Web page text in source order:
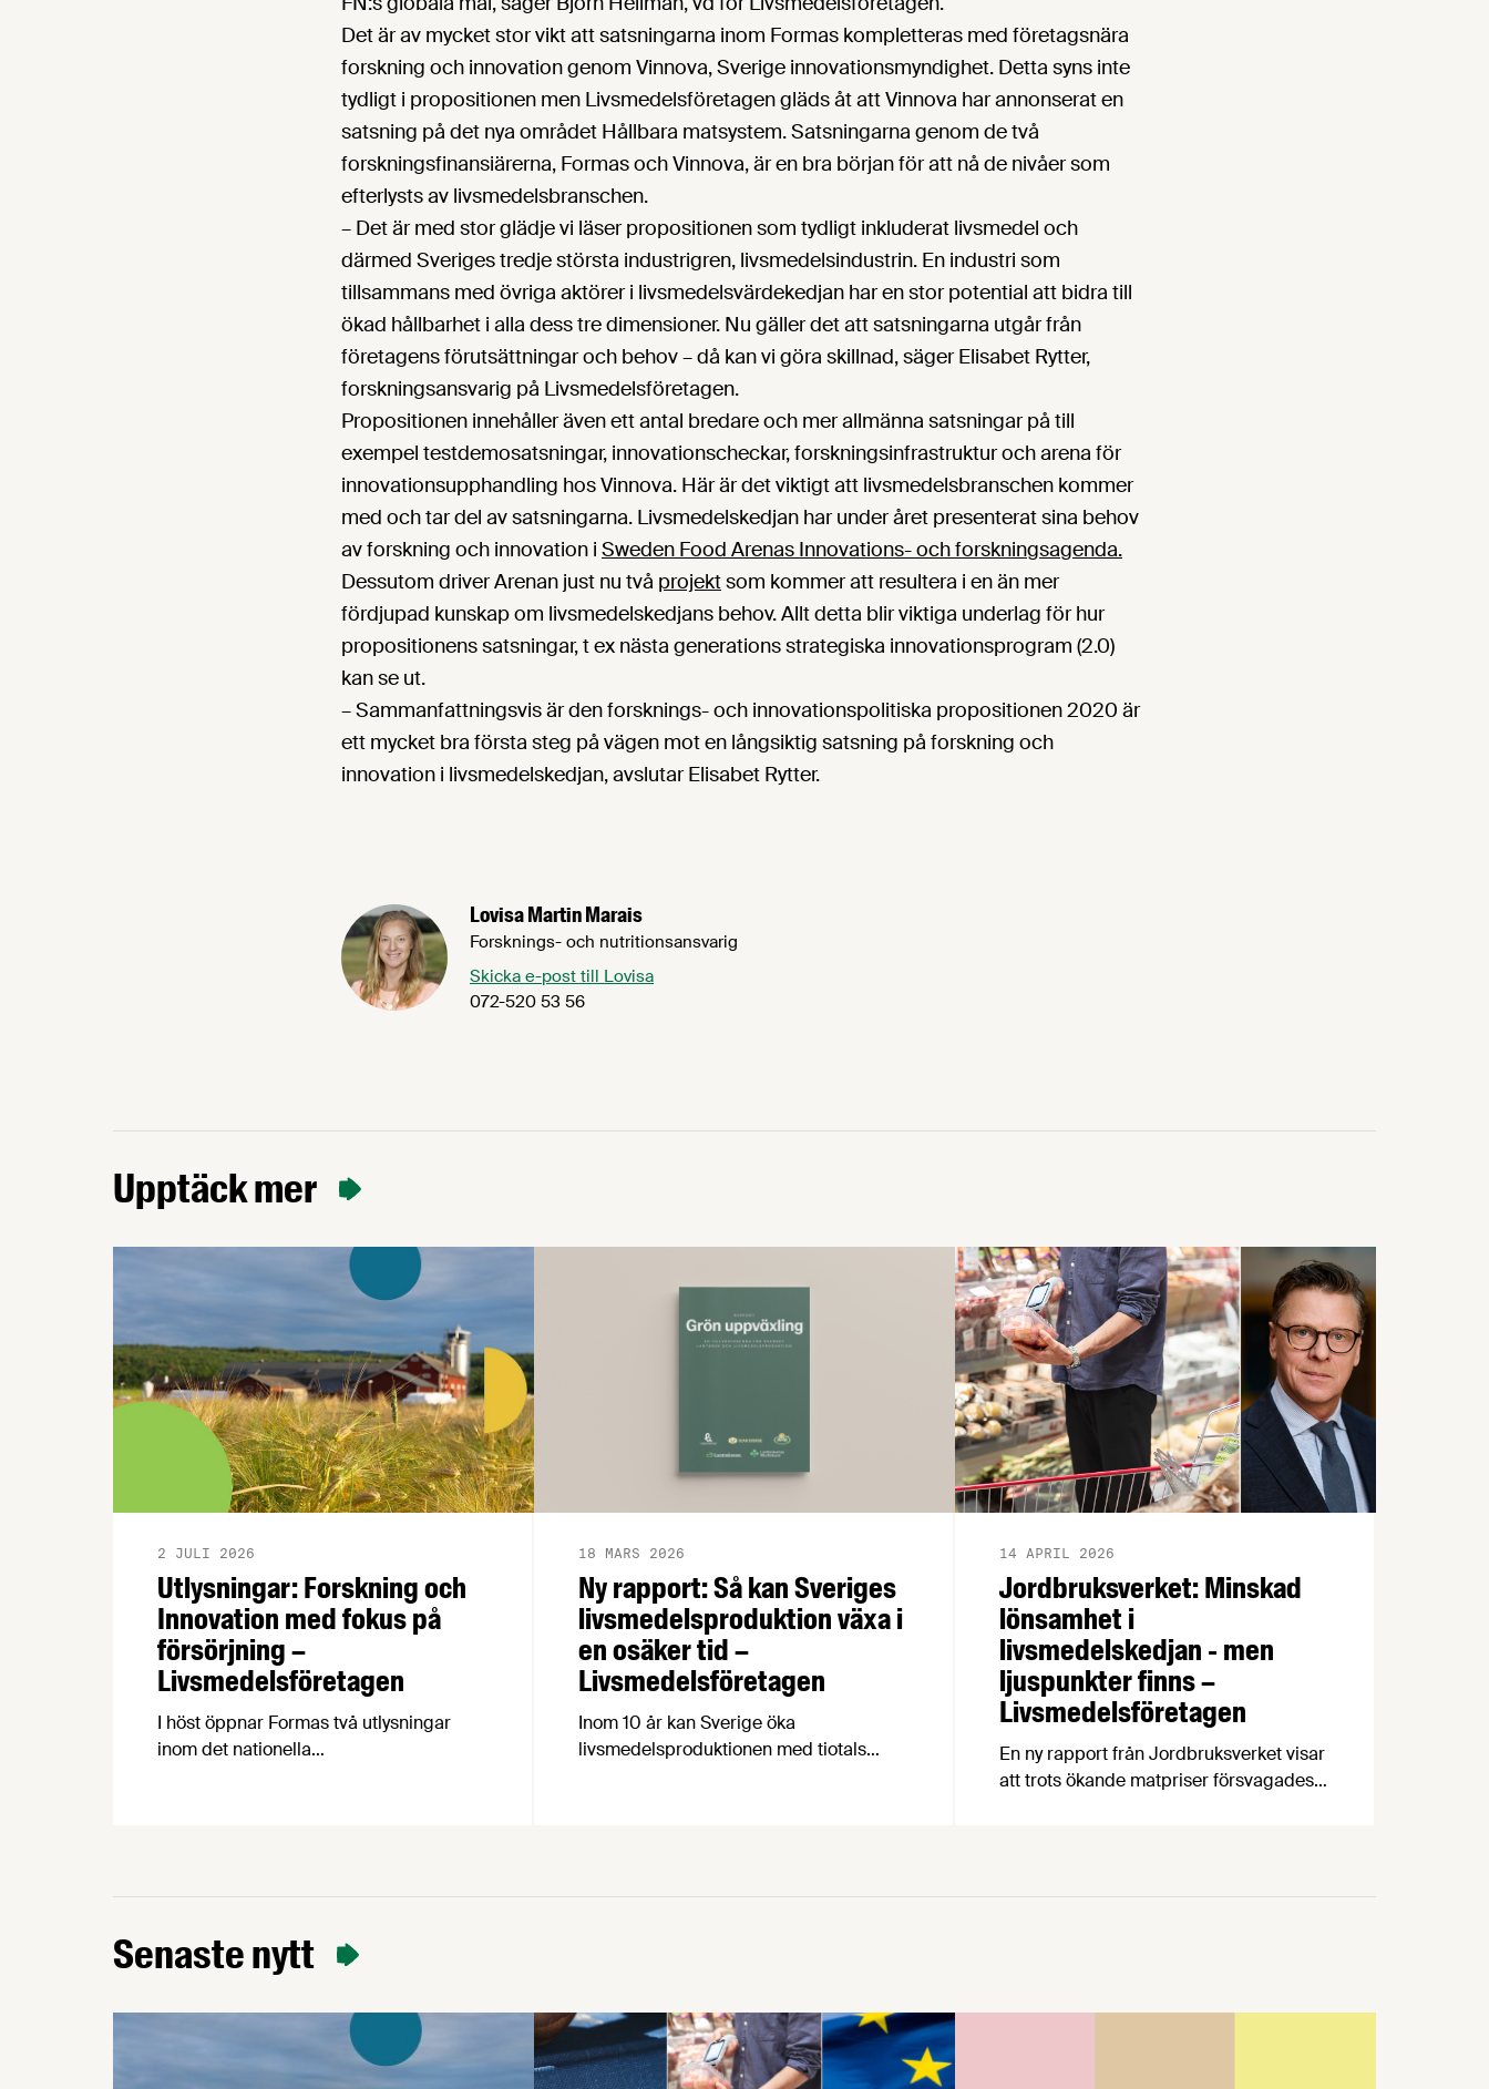
Det är av mycket stor vikt att satsningarna inom Formas kompletteras med företagsnära
forskning och innovation genom Vinnova, Sverige innovationsmyndighet. Detta syns inte
tydligt i propositionen men Livsmedelsföretagen gläds åt att Vinnova har annonserat en
satsning på det nya området Hållbara matsystem. Satsningarna genom de två
forskningsfinansiärerna, Formas och Vinnova, är en bra början för att nå de nivåer som
efterlysts av livsmedelsbranschen.
– Det är med stor glädje vi läser propositionen som tydligt inkluderat livsmedel och
därmed Sveriges tredje största industrigren, livsmedelsindustrin. En industri som
tillsammans med övriga aktörer i livsmedelsvärdekedjan har en stor potential att bidra till
ökad hållbarhet i alla dess tre dimensioner. Nu gäller det att satsningarna utgår från
företagens förutsättningar och behov – då kan vi göra skillnad, säger Elisabet Rytter,
forskningsansvarig på Livsmedelsföretagen.
Propositionen innehåller även ett antal bredare och mer allmänna satsningar på till
exempel testdemosatsningar, innovationscheckar, forskningsinfrastruktur och arena för
innovationsupphandling hos Vinnova. Här är det viktigt att livsmedelsbranschen kommer
med och tar del av satsningarna. Livsmedelskedjan har under året presenterat sina behov
av forskning och innovation i Sweden Food Arenas Innovations- och forskningsagenda.
Dessutom driver Arenan just nu två projektsom kommer att resultera i en än mer
fördjupad kunskap om livsmedelskedjans behov. Allt detta blir viktiga underlag för hur
propositionens satsningar, t ex nästa generations strategiska innovationsprogram (2.0)
kan se ut.
– Sammanfattningsvis är den forsknings- och innovationspolitiska propositionen 2020 är
ett mycket bra första steg på vägen mot en långsiktig satsning på forskning och
innovation i livsmedelskedjan, avslutar Elisabet Rytter.
Lovisa Martin Marais
Forsknings- och nutritionsansvarig
Skicka e-post till Lovisa
072-520 53 56
Upptäck mer
Utlysningar: Forskning och
Innovation med fokus på
försörjning –
Livsmedelsföretagen
2 JULI 2026
I höst öppnar Formas två utlysningar
inom det nationella
innovationer som stärker Sveriges
livsmedelsförsörjning.
Ny rapport: Så kan Sveriges
livsmedelsproduktion växa i
en osäker tid –
Livsmedelsföretagen
18 MARS 2026
Inom 10 år kan Sverige öka
livsmedelsproduktionen med tiotals
Jordbruksverket: Minskad
lönsamhet i
livsmedelskedjan - men
ljuspunkter finns –
Livsmedelsföretagen
14 APRIL 2026
En ny rapport från Jordbruksverket visar
att trots ökande matpriser försvagades
Senaste nytt